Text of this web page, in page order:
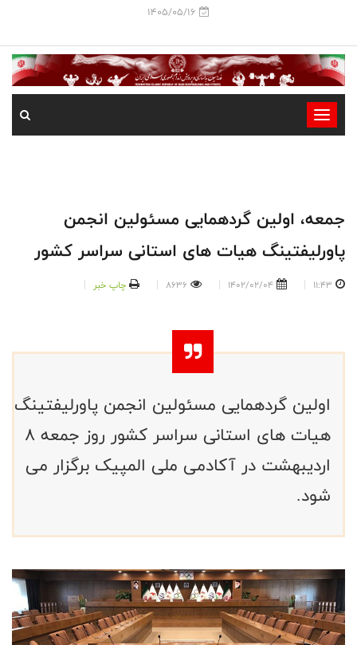
1405/05/16
-
-
-
جمعه، اولین گردهمایی مسئولین انجمن
پاورلیفتینگ هیات های استانی سراسر کشور
11:43
1402/02/04
8636 چاپ خبر
اولین گردهمایی مسئولین انجمن پاورلیفتینگ
هیات های استانی سراسر کشور روز جمعه 8
اردیبهشت در آکادمی ملی المپیک برگزار می
شود.